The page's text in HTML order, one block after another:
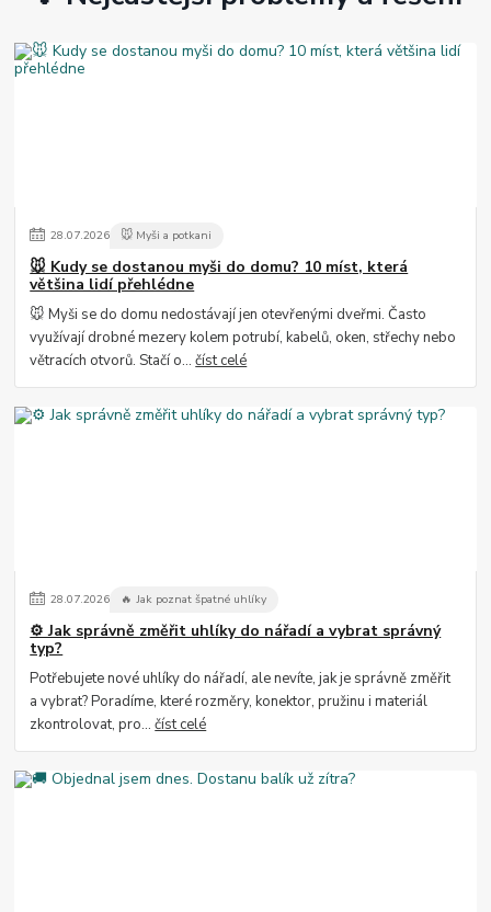
28.07.2026 🐭 Myši a potkani
🐭 Kudy se dostanou myši do domu? 10 míst, která
většina lidí přehlédne
🐭 Myši se do domu nedostávají jen otevřenými dveřmi. Často
využívají drobné mezery kolem potrubí, kabelů, oken, střechy nebo
větracích otvorů. Stačí o...číst celé
28.07.2026 🔥 Jak poznat špatné uhlíky
⚙️ Jak správně změřit uhlíky do nářadí a vybrat správný
typ?
Potřebujete nové uhlíky do nářadí, ale nevíte, jak je správně změřit
a vybrat? Poradíme, které rozměry, konektor, pružinu i materiál
zkontrolovat, pro...číst celé